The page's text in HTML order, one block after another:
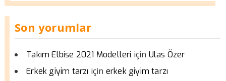
Son yorumlar
Takım Elbise 2021 Modelleri için Ulas Özer
Erkek giyim tarzı için erkek giyim tarzı